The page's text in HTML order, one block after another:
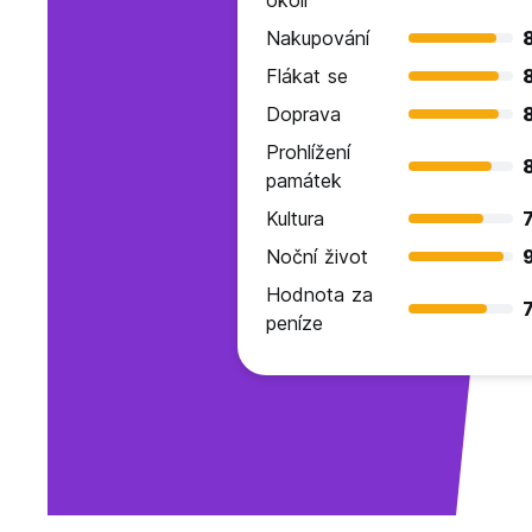
Nakupování
Flákat se
Doprava
Prohlížení
památek
Kultura
Noční život
Hodnota za
peníze